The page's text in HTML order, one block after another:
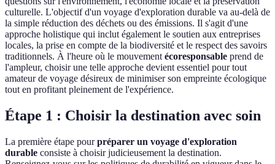
culturelle. L'objectif d'un voyage d'exploration durable va au-delà de
la simple réduction des déchets ou des émissions. Il s'agit d'une
approche holistique qui inclut également le soutien aux entreprises
locales, la prise en compte de la biodiversité et le respect des savoirs
traditionnels. À l'heure où le mouvementécoresponsable prend de
l'ampleur, choisir une telle approche devient essentiel pour tout
amateur de voyage désireux de minimiser son empreinte écologique
tout en profitant pleinement de l'expérience.
Étape 1 : Choisir la destination avec soin
La première étape pourpréparer un voyage d'exploration
durable consiste à choisir judicieusement la destination.